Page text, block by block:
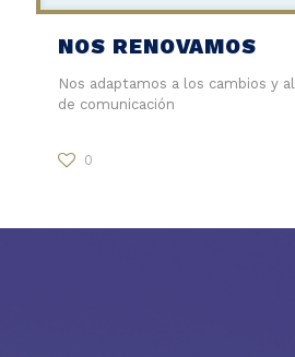
NOS RENOVAMOS
Nos adaptamos a los cambios y
de comunicación
0